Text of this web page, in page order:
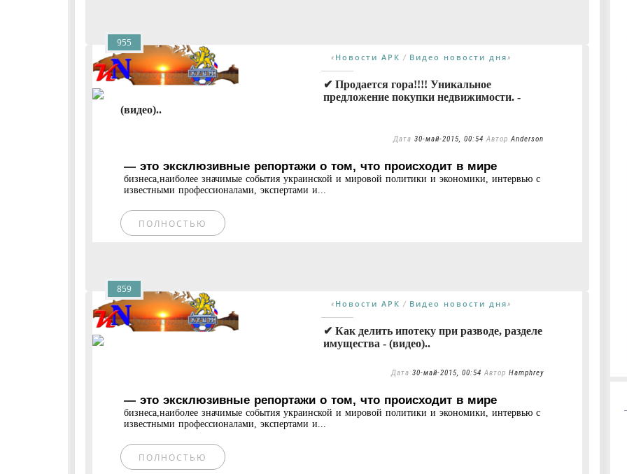
« Новости АРК / Видео новости дня»
✔ Продается гора!!!! Уникальное
предложение покупки недвижимости. -
(видео)..
Дата 30-май-2015, 00:54 АвторAnderson
— это эксклюзивные репортажи о том, что происходит в мире
бизнеса,наиболее значимые события украинской и мировой политики и экономики, интервью с
известными профессионалами, экспертами и...
ПОЛНОСТЬЮ
955
« Новости АРК / Видео новости дня»
✔ Как делить ипотеку при разводе, разделе
имущества - (видео)..
Дата 30-май-2015, 00:54 Автор Hamphrey
— это эксклюзивные репортажи о том, что происходит в мире
бизнеса,наиболее значимые события украинской и мировой политики и экономики, интервью с
известными профессионалами, экспертами и...
ПОЛНОСТЬЮ
859